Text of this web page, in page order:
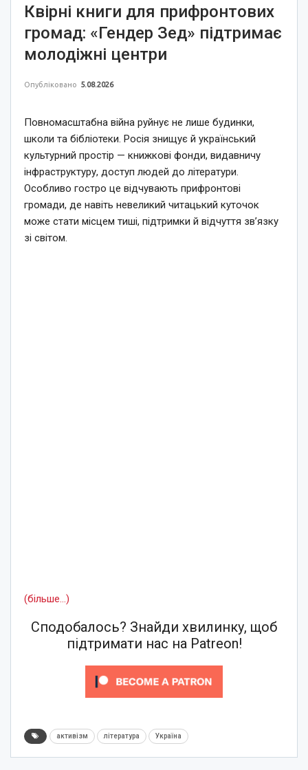
Квірні книги для прифронтових
громад: «Гендер Зед» підтримає
молодіжні центри
Опубліковано 5.08.2026
Повномасштабна війна руйнує не лише будинки,
школи та бібліотеки. Росія знищує й український
культурний простір — книжкові фонди, видавничу
інфраструктуру, доступ людей до літератури.
Особливо гостро це відчувають прифронтові
громади, де навіть невеликий читацький куточок
може стати місцем тиші, підтримки й відчуття зв’язку
зі світом.
(більше…)
Сподобалось? Знайди хвилинку, щоб
підтримати нас на Patreon!
активізм література Україна